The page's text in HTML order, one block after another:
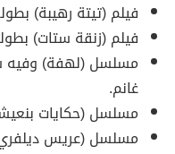
فيلم (تيتة رهيبة)
فيلم (زنقة ستات)
مسلسل (لهفة) وفيه
غانم.
مسلسل (حكايات
مسلسل (عريس